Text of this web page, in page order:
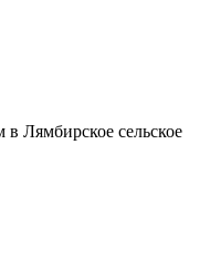
Лямбирское сельское